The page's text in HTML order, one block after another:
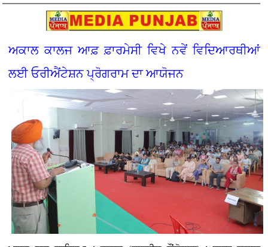
ਅਕਾਲ ਕਾਲਜ ਆਫ਼ ਫ਼ਾਰਮੇਸੀ ਵਿਖੇ ਨਵੇਂ ਵਿਦਿਆਰਥੀਆਂ
ਲਈ ਓਰੀਐਂਟੇਸ਼ਨ ਪ੍ਰੋਗਰਾਮ ਦਾ ਆਯੋਜਨ